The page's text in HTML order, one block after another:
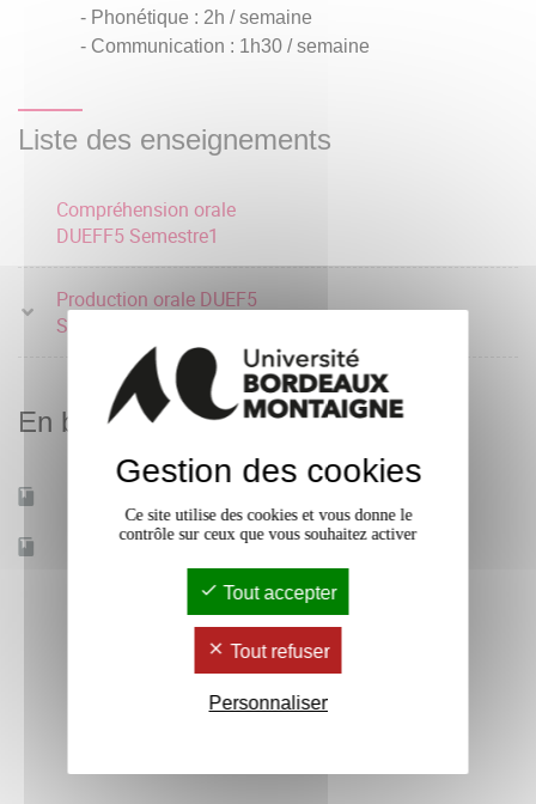
- Phonétique : 2h / semaine
- Communication : 1h30 / semaine
Liste des enseignements
Compréhension orale
DUEFF5 Semestre1
Production orale DUEF5
Semestre 1
En bref
Gestion des cookies
Ce site utilise des cookies et vous donne le
contrôle sur ceux que vous souhaitez activer
Tout accepter
Tout refuser
Personnaliser